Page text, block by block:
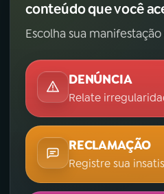
conteúdo que você
Escolha sua
DENÚNCIA
Relate
RECLAMAÇÃO
Registre sua